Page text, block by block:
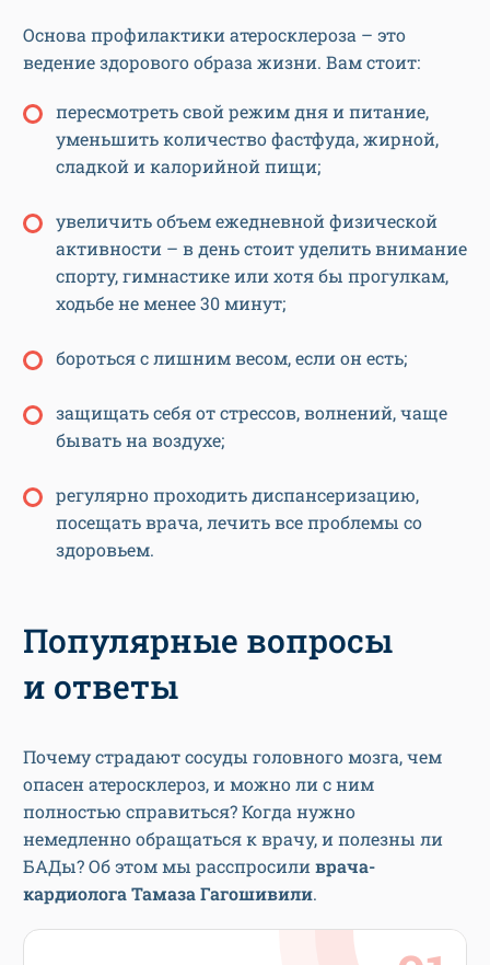
Основа профилактики атеросклероза – это
ведение здорового образа жизни. Вам стоит:
пересмотреть свой режим дня и питание,
уменьшить количество фастфуда, жирной,
сладкой и калорийной пищи;
увеличить объем ежедневной физической
активности – в день стоит уделить внимание
спорту, гимнастике или хотя бы прогулкам,
ходьбе не менее 30 минут;
бороться с лишним весом, если он есть;
защищать себя от стрессов, волнений, чаще
бывать на воздухе;
регулярно проходить диспансеризацию,
посещать врача, лечить все проблемы со
здоровьем.
Популярные вопросы
и ответы
Почему страдают сосуды головного мозга, чем
опасен атеросклероз, и можно ли с ним
полностью справиться? Когда нужно
немедленно обращаться к врачу, и полезны ли
БАДы? Об этом мы расспросили врача-
кардиолога Тамаза Гагошивили.